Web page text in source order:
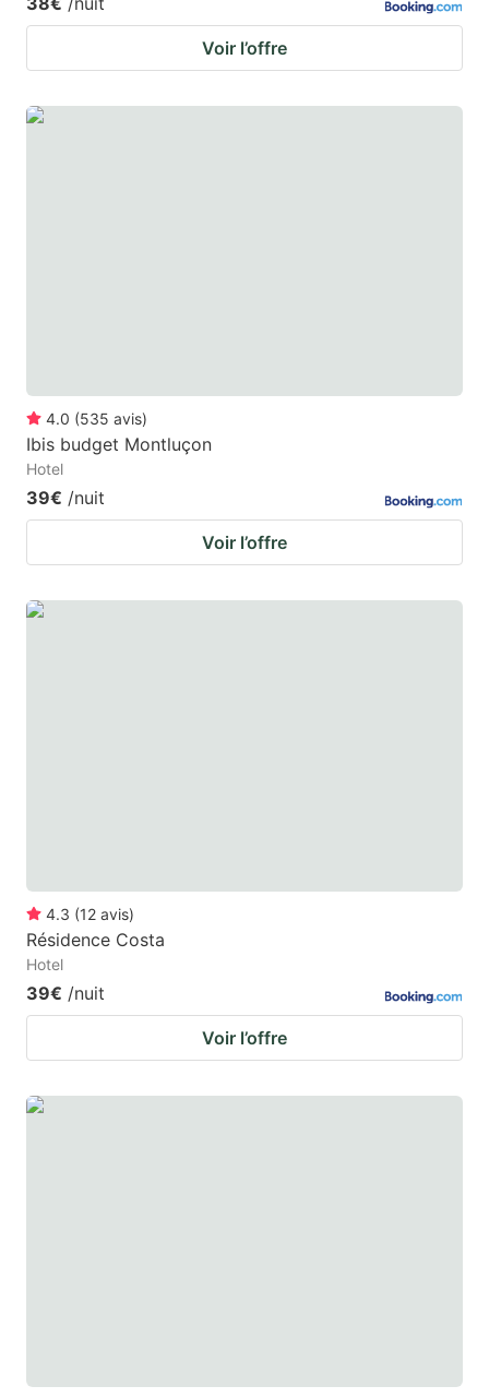
Voir l’offre
4.0 (535 avis)
Ibis budget Montluçon
Hotel
39€ /nuit
Voir l’offre
4.3 (12 avis)
Résidence Costa
Hotel
39€ /nuit
Voir l’offre